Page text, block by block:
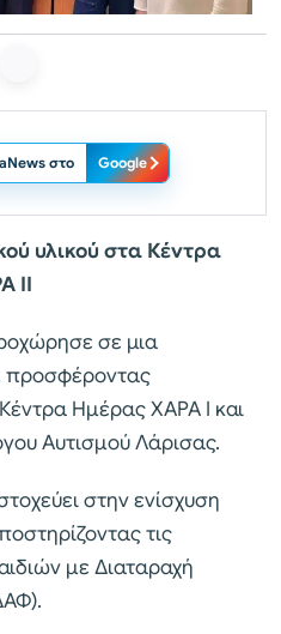
στο Google
υλικού στα Κέντρα
ΙΙ
σε μια
προσφέροντας
Ημέρας ΧΑΡΑ Ι και
Αυτισμού Λάρισας.
στην ενίσχυση
τις
με Διαταραχή